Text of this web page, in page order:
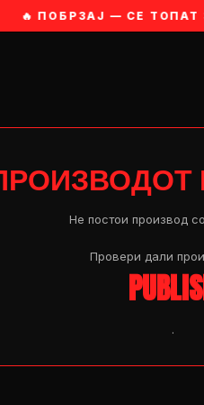
🔥 ПОБРЗАЈ — СЕ ТОПАТ
Не постои производ
Провери дали
.